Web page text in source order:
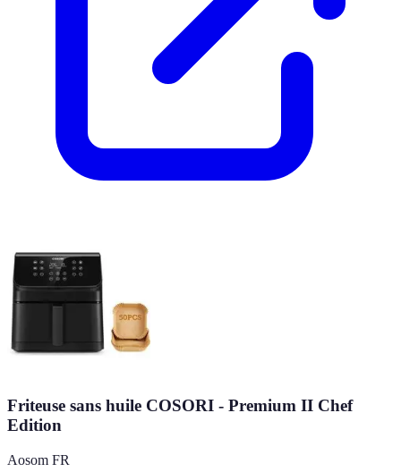
Friteuse sans huile COSORI - Premium II Chef
Edition
Aosom FR